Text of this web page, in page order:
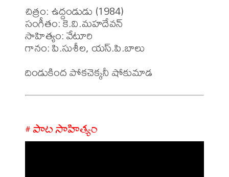
చిత్రం: ఉద్దండుడు (1984)
సంగీతం: కె.వి.మహదేవన్
సాహిత్యం: వేటూరి
గానం: పి.సుశీల, యస్.పి.బాలు
# పాట సాహిత్యం